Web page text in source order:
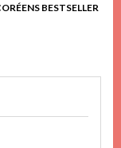
BESTSELLER